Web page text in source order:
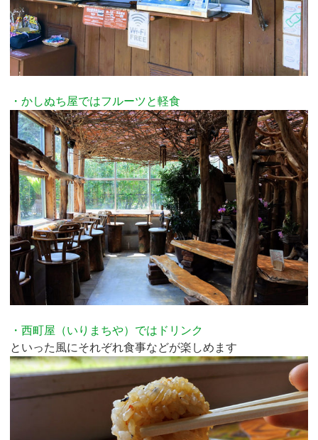
・かしぬち屋ではフルーツと軽食
・西町屋（いりまちや）ではドリンク
といった風にそれぞれ食事などが楽しめます